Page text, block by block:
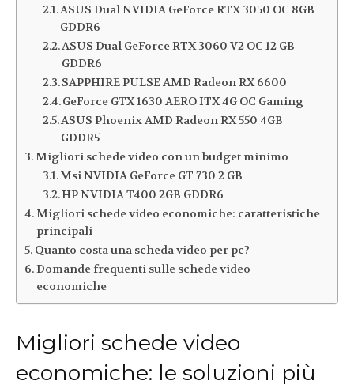
ASUS Dual NVIDIA GeForce RTX 3050 OC 8GB
GDDR6
ASUS Dual GeForce RTX 3060 V2 OC 12 GB
GDDR6
SAPPHIRE PULSE AMD Radeon RX 6600
GeForce GTX 1630 AERO ITX 4G OC Gaming
ASUS Phoenix AMD Radeon RX 550 4GB
GDDR5
Migliori schede video con un budget minimo
Msi NVIDIA GeForce GT 730 2 GB
HP NVIDIA T400 2GB GDDR6
Migliori schede video economiche: caratteristiche
principali
Quanto costa una scheda video per pc?
Domande frequenti sulle schede video
economiche
Migliori schede video
economiche: le soluzioni più